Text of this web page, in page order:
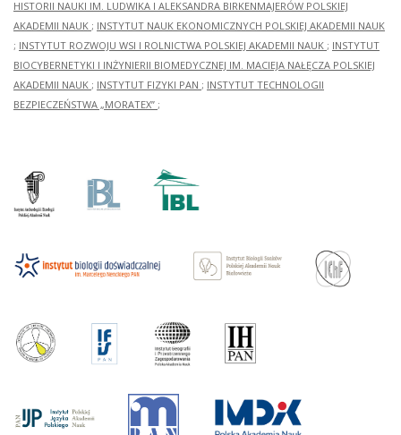
HISTORII NAUKI IM. LUDWIKA I ALEKSANDRA BIRKENMAJERÓW POLSKIEJ
AKADEMII NAUK ; INSTYTUT NAUK EKONOMICZNYCH POLSKIEJ AKADEMII NAUK
; INSTYTUT ROZWOJU WSI I ROLNICTWA POLSKIEJ AKADEMII NAUK ; INSTYTUT
BIOCYBERNETYKI I INŻYNIERII BIOMEDYCZNEJ IM. MACIEJA NAŁĘCZA POLSKIEJ
AKADEMII NAUK ; INSTYTUT FIZYKI PAN ; INSTYTUT TECHNOLOGII
BEZPIECZEŃSTWA „MORATEX” ;